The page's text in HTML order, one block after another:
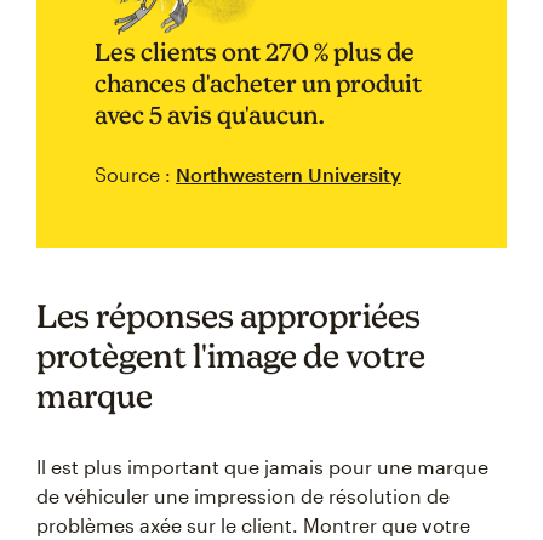
Les clients ont 270 % plus de
chances d'acheter un produit
avec 5 avis qu'aucun.
Source : Northwestern University
Les réponses appropriées
protègent l'image de votre
marque
Il est plus important que jamais pour une marque
de véhiculer une impression de résolution de
problèmes axée sur le client. Montrer que votre